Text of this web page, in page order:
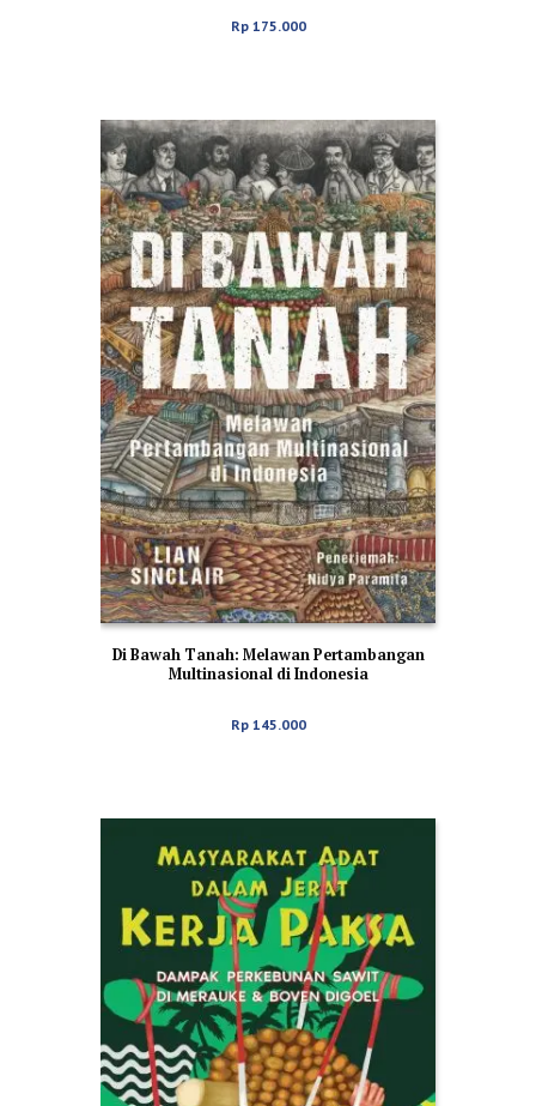
Rp175.000
Di Bawah Tanah: Melawan Pertambangan
Multinasional di Indonesia
Rp145.000